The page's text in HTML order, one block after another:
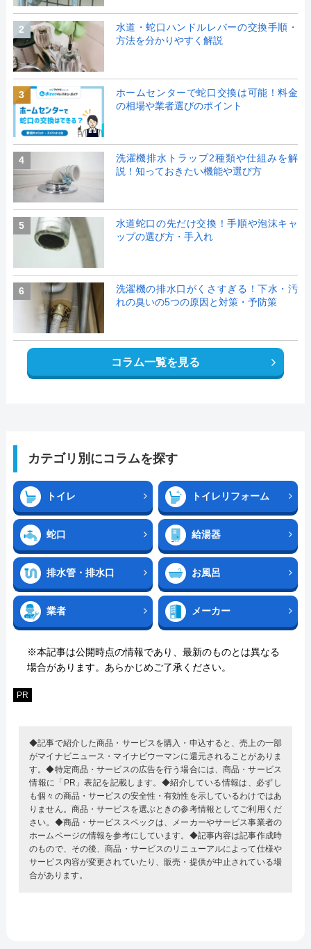
2
水道・蛇口ハンドルレバーの交換手順・
方法を分かりやすく解説
3
ホームセンターで蛇口交換は可能！料金
の相場や業者選びのポイント
4
洗濯機排水トラップ2種類や仕組みを解
説！知っておきたい機能や選び方
5
水道蛇口の先だけ交換！手順や泡沫キャ
ップの選び方・手入れ
6
洗濯機の排水口がくさすぎる！下水・汚
れの臭いの5つの原因と対策・予防策
コラム一覧を見る
カテゴリ別にコラムを探す
トイレ トイレリフォーム
蛇口 給湯器
排水管・排水口 お風呂
業者 メーカー
※本記事は公開時点の情報であり、最新のものとは異なる
場合があります。あらかじめご了承ください。
PR
◆記事で紹介した商品・サービスを購入・申込すると、売上の一部
がマイナビニュース・マイナビウーマンに還元されることがありま
す。◆特定商品・サービスの広告を行う場合には、商品・サービス
情報に「PR」表記を記載します。◆紹介している情報は、必ずし
も個々の商品・サービスの安全性・有効性を示しているわけではあ
りません。商品・サービスを選ぶときの参考情報としてご利用くだ
さい。◆商品・サービススペックは、メーカーやサービス事業者の
ホームページの情報を参考にしています。◆記事内容は記事作成時
のもので、その後、商品・サービスのリニューアルによって仕様や
サービス内容が変更されていたり、販売・提供が中止されている場
合があります。